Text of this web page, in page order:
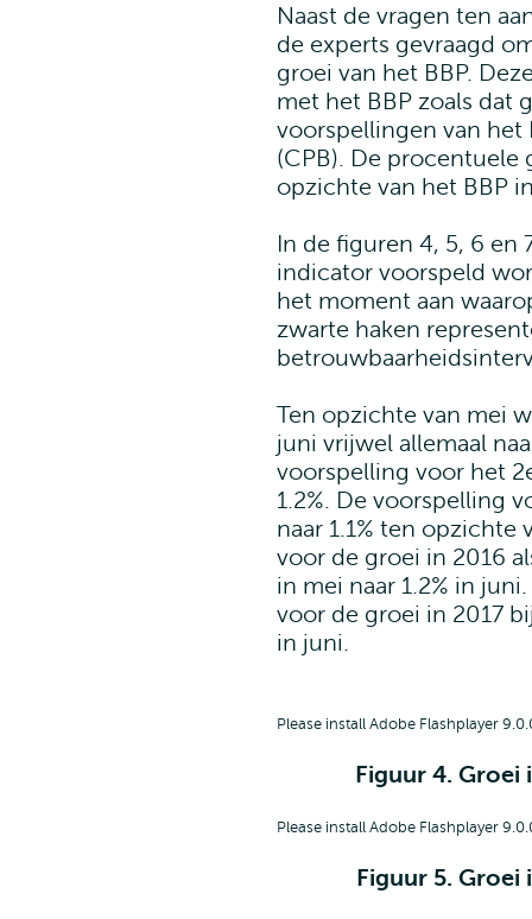
Naast de vragen ten
de experts gevraagd
groei van het BBP.
met het BBP zoals dat
voorspellingen van het
(CPB). De procentuele
opzichte van het BBP
In de figuren 4, 5, 6 en
indicator voorspeld
het moment aan
zwarte haken
Ten opzichte van mei
juni vrijwel allemaal
voorspelling voor het
1.2%. De voorspelling
naar 1.1% ten opzichte
voor de groei in 2016
in mei naar 1.2% in
voor de groei in 2017
in juni.
Please install Adobe Flashplayer
Figuur 4. Groei
Please install Adobe Flashplayer
Figuur 5. Groei